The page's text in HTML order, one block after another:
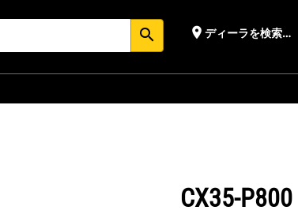
search place ディーラを検索する
CX35-P800